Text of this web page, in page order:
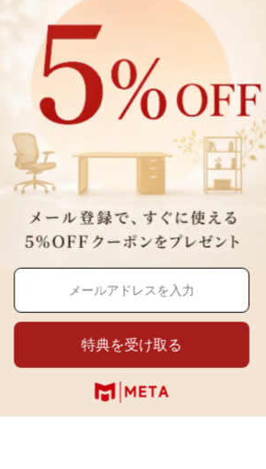
快適で効率的なオフィス環境を実現します。
特典を受け取る